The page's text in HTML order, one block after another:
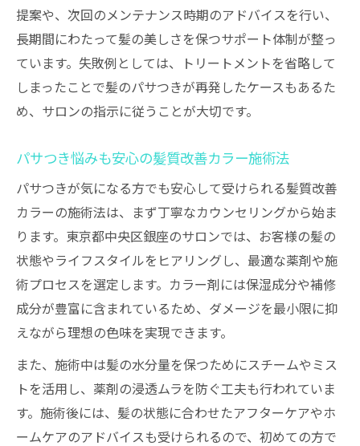
提案や、次回のメンテナンス時期のアドバイスを行い、
長期間にわたって髪の美しさを保つサポート体制が整っ
ています。失敗例としては、トリートメントを省略して
しまったことで髪のパサつきが再発したケースもあるた
め、サロンの指示に従うことが大切です。
パサつき悩みも安心の髪質改善カラー施術法
パサつきが気になる方でも安心して受けられる髪質改善
カラーの施術法は、まず丁寧なカウンセリングから始ま
ります。東京都中央区銀座のサロンでは、お客様の髪の
状態やライフスタイルをヒアリングし、最適な薬剤や施
術プロセスを選定します。カラー剤には保湿成分や補修
成分が豊富に含まれているため、ダメージを最小限に抑
えながら理想の色味を実現できます。
また、施術中は髪の水分量を保つためにスチームやミス
トを活用し、薬剤の浸透ムラを防ぐ工夫も行われていま
す。施術後には、髪の状態に合わせたアフターケアやホ
ームケアのアドバイスも受けられるので、初めての方で